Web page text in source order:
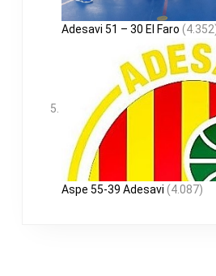
Adesavi 51 – 30 El Faro
Aspe 55-39 Adesavi (4.087)